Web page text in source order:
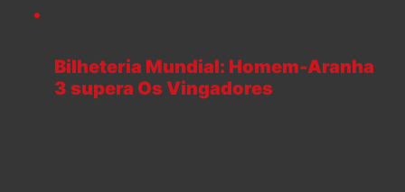
Bilheteria Mundial: Homem-Aranha
3 supera Os Vingadores